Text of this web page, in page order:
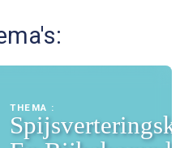
THEMA :